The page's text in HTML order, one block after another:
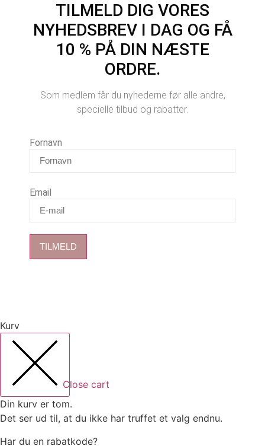
TILMELD DIG VORES
NYHEDSBREV I DAG OG FÅ
10 % PÅ DIN NÆSTE
ORDRE.
Som medlem får du nyhederne før alle andre,
specielle tilbud og rabatter.
Fornavn
Email
TILMELD
Kurv
Close cart
Din kurv er tom.
Det ser ud til, at du ikke har truffet et valg endnu.
Har du en rabatkode?